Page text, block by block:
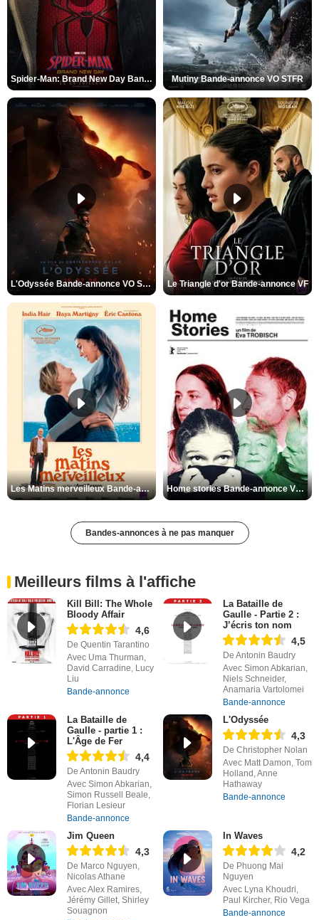
Spider-Man: Brand New Day Bande-annonce VO STFR Mutiny Bande-annonce VO STFR
L'Odyssée Bande-annonce VO STFR Le Triangle d'or Bande-annonce VF
Les Matins merveilleux Bande-annonce VF Home stories Bande-annonce VO STFR
Bandes-annonces à ne pas manquer
Meilleurs films à l'affiche
Kill Bill: The Whole
Bloody Affair
4,6
De Quentin Tarantino
Avec Uma Thurman,
David Carradine, Lucy
Liu
Bande-annonce
La Bataille de
Gaulle - Partie 2 :
J’écris ton nom
4,5
De Antonin Baudry
Avec Simon Abkarian,
Niels Schneider,
Anamaria Vartolomei
Bande-annonce
La Bataille de
Gaulle - partie 1 :
L'Âge de Fer
4,4
De Antonin Baudry
Avec Simon Abkarian,
Simon Russell Beale,
Florian Lesieur
Bande-annonce
L'Odyssée
4,3
De Christopher Nolan
Avec Matt Damon, Tom
Holland, Anne
Hathaway
Bande-annonce
Jim Queen
4,3
De Marco Nguyen,
Nicolas Athane
Avec Alex Ramires,
Jérémy Gillet, Shirley
Souagnon
In Waves
4,2
De Phuong Mai
Nguyen
Avec Lyna Khoudri,
Paul Kircher, Rio Vega
Bande-annonce